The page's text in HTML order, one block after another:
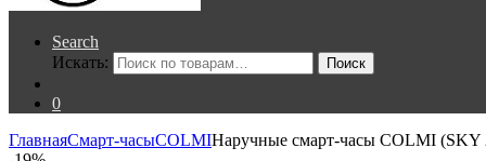
Search
Искать:
Поиск
0
ГлавнаяСмарт-часыCOLMIНаручные смарт-часы COLMI (SKY